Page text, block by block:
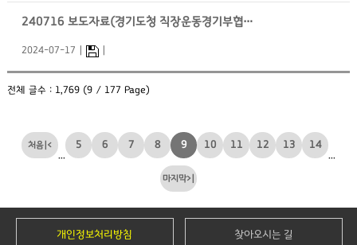
240716 보도자료(경기도청 직장운동경기부협의회 개최)
2024-07-17
전체 글수 : 1,769 (9 / 177 Page)
|<
...
5 6 7 8 9 10 11 12 13 14
...
>|
개인정보처리방침 찾아오시는 길